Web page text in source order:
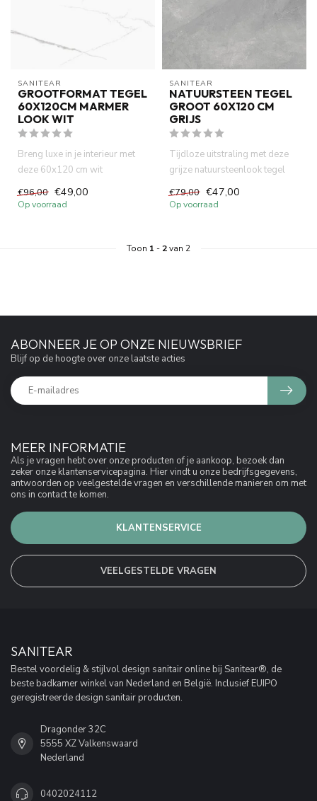
SANITEAR
GROOTFORMAT TEGEL
60X120CM MARMER
LOOK WIT
Breng luxe in je interieur met
deze 60x120 cm wit
marmerlook tegel. Geschikt
voo...
€96,00 €49,00
Op voorraad
SANITEAR
NATUURSTEEN TEGEL
GROOT 60X120 CM
GRIJS
Tijdloze uitstraling met deze
grijze natuursteenlook tegel
van 60x120 cm. Dankzi...
€79,00 €47,00
Op voorraad
Toon 1 - 2van 2
MEER INFORMATIE
Als je vragen hebt over onze producten of je aankoop, bezoek dan
zeker onze klantenservicepagina. Hier vindt u onze bedrijfsgegevens,
antwoorden op veelgestelde vragen en verschillende manieren om met
ons in contact te komen.
KLANTENSERVICE
VEELGESTELDE VRAGEN
ABONNEER JE OP ONZE NIEUWSBRIEF
Blijf op de hoogte over onze laatste acties
SANITEAR
Bestel voordelig & stijlvol design sanitair online bij Sanitear®, de
beste badkamer winkel van Nederland en België. Inclusief EUIPO
geregistreerde design sanitair producten.
Dragonder 32C
5555 XZ Valkenswaard
Nederland
0402024112